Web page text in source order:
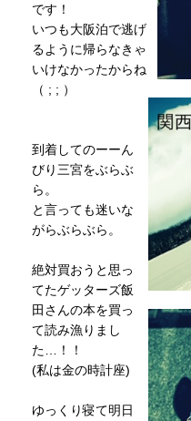
です！
いつも大阪泊で逃げ
るように帰らなきゃ
いけなかったからね
（ ; ; ）
到着してのーーん
びり三宮をぶらぶ
ら。
と言っても迷いな
がらぶらぶら。
絶対買おうと思っ
てたゲッターズ飯
田さんの本を買っ
て読み漁りまし
た…！！
(私は金の時計座)
ゆっくり寝て明日